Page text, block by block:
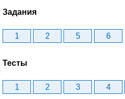
Задания
1 2 5 6
Тесты
1 2 3 4